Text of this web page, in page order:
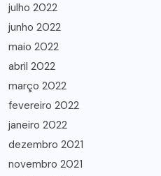
julho 2022
junho 2022
maio 2022
abril 2022
março 2022
fevereiro 2022
janeiro 2022
dezembro 2021
novembro 2021